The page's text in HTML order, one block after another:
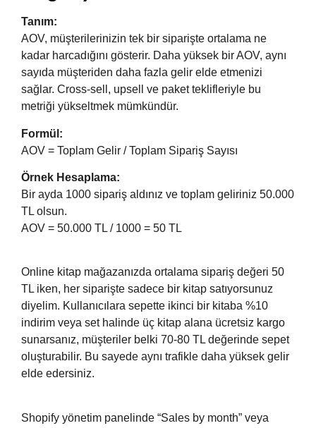
Tanım:
AOV, müşterilerinizin tek bir siparişte ortalama ne
kadar harcadığını gösterir. Daha yüksek bir AOV, aynı
sayıda müşteriden daha fazla gelir elde etmenizi
sağlar. Cross-sell, upsell ve paket teklifleriyle bu
metriği yükseltmek mümkündür.
Formül:
AOV = Toplam Gelir / Toplam Sipariş Sayısı
Örnek Hesaplama:
Bir ayda 1000 sipariş aldınız ve toplam geliriniz 50.000
TL olsun.
AOV = 50.000 TL / 1000 = 50 TL
Online kitap mağazanızda ortalama sipariş değeri 50
TL iken, her siparişte sadece bir kitap satıyorsunuz
diyelim. Kullanıcılara sepette ikinci bir kitaba %10
indirim veya set halinde üç kitap alana ücretsiz kargo
sunarsanız, müşteriler belki 70-80 TL değerinde sepet
oluşturabilir. Bu sayede aynı trafikle daha yüksek gelir
elde edersiniz.
Shopify yönetim panelinde “Sales by month” veya